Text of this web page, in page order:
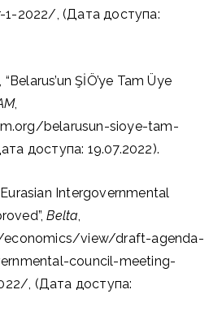
2022/, (Дата доступа:
“Belarus’un ŞİÖ’ye Tam Üye
,
belarusun-sioye-tam-
доступа: 19.07.2022).
Intergovernmental
Belta,
view/draft-agenda-
council-meeting-
, (Дата доступа: